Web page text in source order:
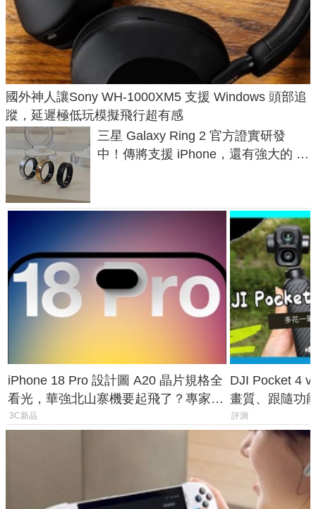
國外神人讓Sony WH-1000XM5 支援 Windows 頭部追
蹤，延遲極低玩模擬飛行超有感
三星 Galaxy Ring 2 官方證實研發
中！傳將支援 iPhone，還有強大的 AI
iPhone 18 Pro 設計圖 A20 晶片規格全
看光，華強北山寨機要起飛了？專家曝
山寨機無法復刻兩大關鍵
3C新品
DJI Pocket 4
畫質、跟隨功
一次看懂兩台
評測